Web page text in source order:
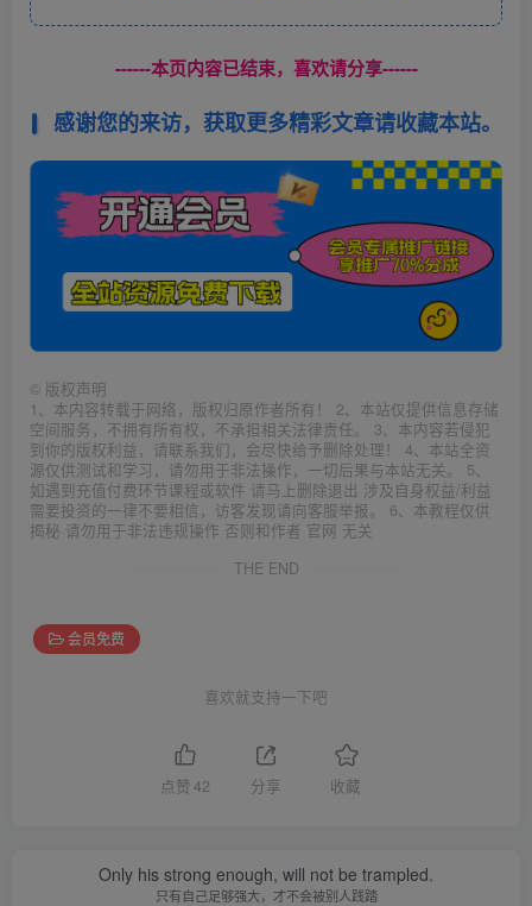
------本页内容已结束，喜欢请分享------
感谢您的来访，获取更多精彩文章请收藏本站。
© 版权声明
1、本内容转载于网络，版权归原作者所有！ 2、本站仅提供信息存储
空间服务，不拥有所有权，不承担相关法律责任。 3、本内容若侵犯
到你的版权利益，请联系我们，会尽快给予删除处理！ 4、本站全资
源仅供测试和学习，请勿用于非法操作，一切后果与本站无关。 5、
如遇到充值付费环节课程或软件 请马上删除退出 涉及自身权益/利益
需要投资的一律不要相信，访客发现请向客服举报。 6、本教程仅供
揭秘 请勿用于非法违规操作 否则和作者 官网 无关
THE END
会员免费
喜欢就支持一下吧
点赞42 分享 收藏
Only his strong enough, will not be trampled.
只有自己足够强大，才不会被别人践踏